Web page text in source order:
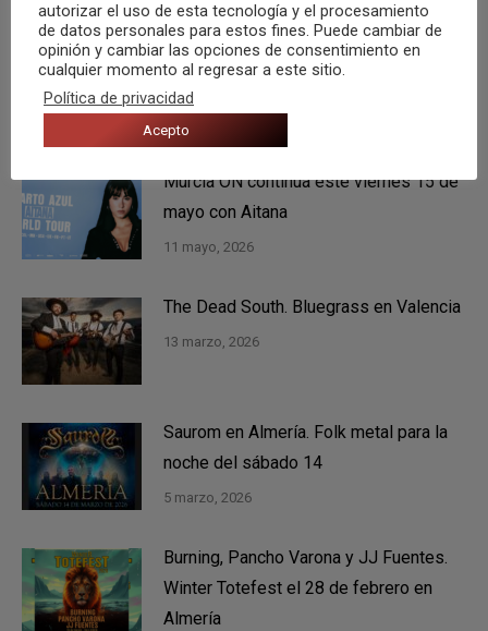
Tenéis una cita con Rigoberta Bandini
en Elche el próximo 12 de agosto
5 agosto, 2026
Murcia ON continúa este viernes 15 de
mayo con Aitana
11 mayo, 2026
The Dead South. Bluegrass en Valencia
13 marzo, 2026
Saurom en Almería. Folk metal para la
noche del sábado 14
5 marzo, 2026
Burning, Pancho Varona y JJ Fuentes.
Winter Totefest el 28 de febrero en
Almería
autorizar el uso de esta tecnología y el procesamiento
de datos personales para estos fines. Puede cambiar de
opinión y cambiar las opciones de consentimiento en
cualquier momento al regresar a este sitio.
Política de privacidad
Acepto